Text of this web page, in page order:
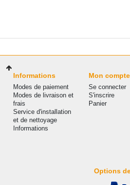
Informations
Modes de paiement
Modes de livraison et
frais
Service d'installation
et de nettoyage
Informations
Mon compte
Se connecter
S'inscrire
Panier
Options